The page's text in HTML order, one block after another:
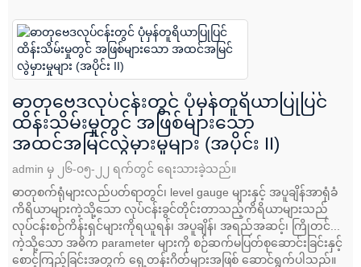
ဓာတုဗေဒလုပ်ငန်းတွင် ပုံမှန်တူရိယာပြုပြင်
ထိန်းသိမ်းမှုတွင် အဖြစ်များသော
အထင်အမြင်လွဲမှားမှုများ (အပိုင်း II)
admin မှ ၂၆-၀၅-၂၂ ရက်တွင် ရေးသားခဲ့သည်။
ဓာတုစက်ရုံများလည်ပတ်ရာတွင်၊ level gauge များနှင့် အပူချိန်အာရုံခံ
ကိရိယာများကဲ့သို့သော လုပ်ငန်းခွင်တိုင်းတာသည့်ကိရိယာများသည်
လုပ်ငန်းစဉ်ကိန်းရှင်များကိုရယူရန်၊ အပူချိန်၊ အရည်အဆင့်၊ ကြိုတင်...
ကဲ့သို့သော အဓိက parameter များကို စဉ်ဆက်မပြတ်စုဆောင်းခြင်းနှင့်
စောင့်ကြည့်ခြင်းအတွက် ရှေ့တန်းဂိတ်များအဖြစ် ဆောင်ရွက်ပါသည်။